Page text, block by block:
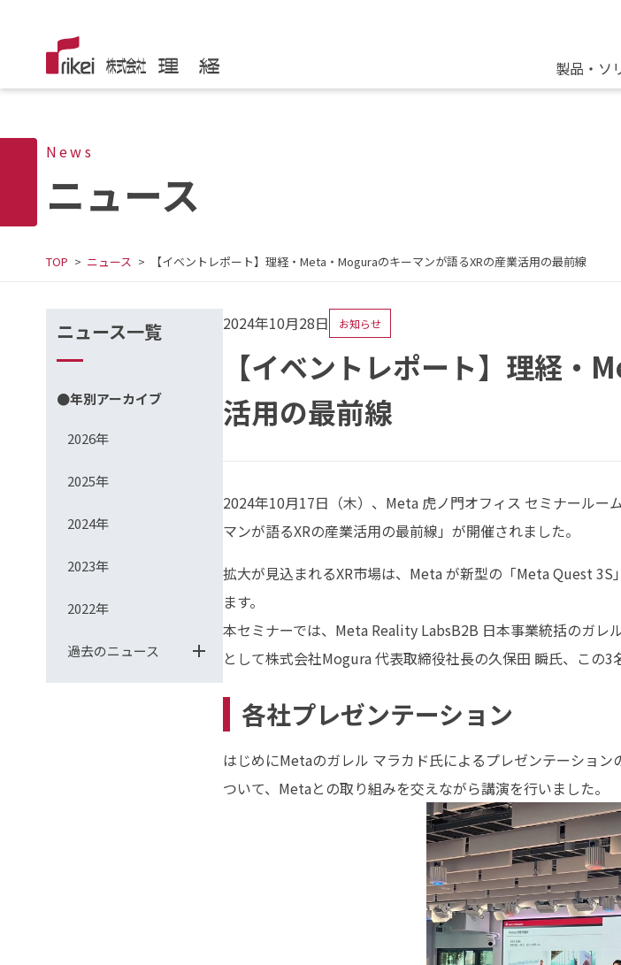
製品・ソ
News
ニュース
TOP ニュース 【イベントレポート】理経・Meta・Moguraのキーマンが語るXRの産業活用の最前線
ニュース一覧
●年別アーカイブ
2026年
2025年
2024年
2023年
2022年
過去のニュース
2024年10月28日 お知らせ
【イベントレポート】理経
活用の最前線
2024年10月17日（木）、Meta 虎ノ門オフィス セミナール
マンが語るXRの産業活用の最前線」が開催されました。
拡大が見込まれるXR市場は、Meta が新型の「Meta Quest
ます。
本セミナーでは、Meta Reality LabsB2B 日本事業統括のガレ
として株式会社Mogura 代表取締役社長の久保田 瞬氏、この
各社プレゼンテーション
はじめにMetaのガレル マラカド氏によるプレゼンテーショ
ついて、Metaとの取り組みを交えながら講演を行いました。